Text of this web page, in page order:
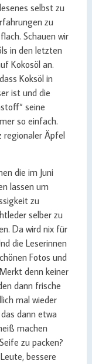
selbst zu
zu
Schauen wir
in den letzten
Kokosöl an.
Koksöl in
ist und die
seine
so einfach.
regionaler Äpfel
die im Juni
lassen um
zu
selber zu
Da wird nix für
die Leserinnen
Fotos und
denn keiner
dann frische
mal wieder
dann etwa
machen
zu packen?
bessere